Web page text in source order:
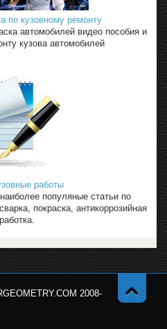
по кузовному ремонту
автомобилей видео пособия и
кузова автомобилей
работы
популяные статьи по
покраска, антикоррозийная
2008-